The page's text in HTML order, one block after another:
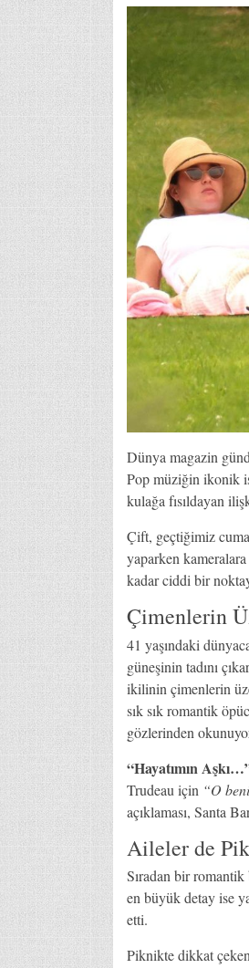
Dünya magazin
Pop müziğin ikonik
kulağa fısıldayan
Çift, geçtiğimiz
yaparken
kadar ciddi bir
Çimenlerin
41 yaşındaki
güneşinin tadını
ikilinin çimenlerin
sık sık romantik
gözlerinden
“Hayatımın
Trudeau için “O
açıklaması, Santa
Aileler de
Sıradan bir
en büyük detay ise
etti.
Piknikte dikkat